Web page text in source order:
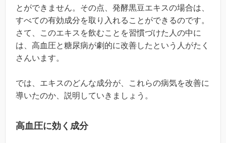
とができません。その点、発酵黒豆エキスの場合は、
すべての有効成分を取り入れることができるのです。
さて、このエキスを飲むことを習慣づけた人の中に
は、高血圧と糖尿病が劇的に改善したという人がたく
さんいます。
では、エキスのどんな成分が、これらの病気を改善に
導いたのか、説明していきましょう。
高血圧に効く成分